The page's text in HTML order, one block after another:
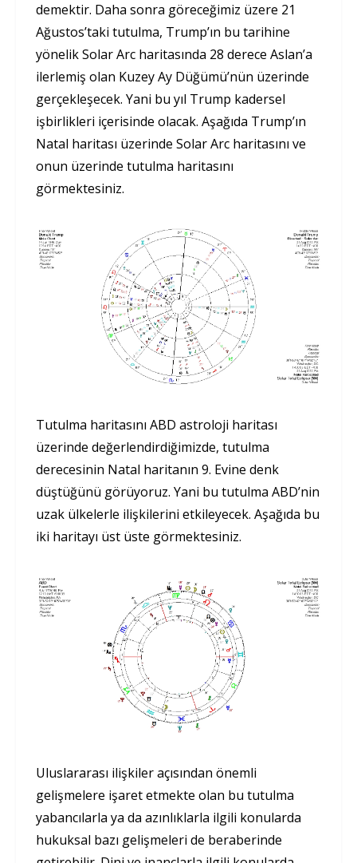
demektir. Daha sonra göreceğimiz üzere 21
Ağustos’taki tutulma, Trump’ın bu tarihine
yönelik Solar Arc haritasında 28 derece Aslan’a
ilerlemiş olan Kuzey Ay Düğümü’nün üzerinde
gerçekleşecek. Yani bu yıl Trump kadersel
işbirlikleri içerisinde olacak. Aşağıda Trump’ın
Natal haritası üzerinde Solar Arc haritasını ve
onun üzerinde tutulma haritasını
görmektesiniz.
Tutulma haritasını ABD astroloji haritası
üzerinde değerlendirdiğimizde, tutulma
derecesinin Natal haritanın 9. Evine denk
düştüğünü görüyoruz. Yani bu tutulma ABD’nin
uzak ülkelerle ilişkilerini etkileyecek. Aşağıda bu
iki haritayı üst üste görmektesiniz.
Uluslararası ilişkiler açısından önemli
gelişmelere işaret etmekte olan bu tutulma
yabancılarla ya da azınlıklarla ilgili konularda
hukuksal bazı gelişmeleri de beraberinde